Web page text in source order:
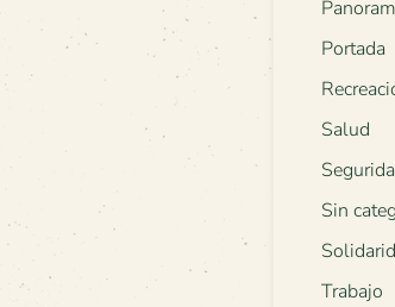
Portada
Salud
Sin
Trabajo